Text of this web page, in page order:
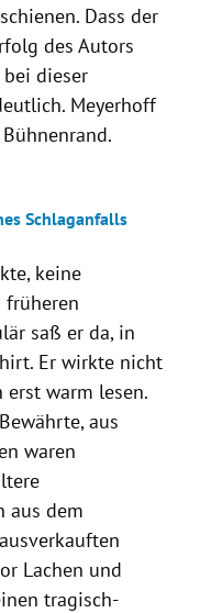
Dass der
des Autors
dieser
Meyerhoff
Schlaganfalls
keine
früheren
saß er da, in
Er wirkte nicht
erst warm lesen.
aus
waren
aus dem
Lachen und
tragisch-